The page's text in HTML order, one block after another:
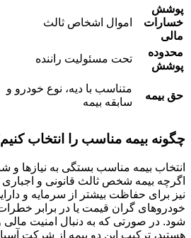
پوشش
خسارات
مالی
اموال اشخاص ثالث
محدوده
پوشش
تحت مسئولیت راننده
حق بیمه
متناسب با دیه، نوع خودرو و
سابقه بیمه
چگونه بیمه مناسب را انتخاب
انتخاب بیمه مناسب بستگی به نیازها و
اگرچه بیمه شخص ثالث قانونی و اجباری
نیز برای حفاظت بیشتر از سرمایه و
خودروهای گران قیمت یا در برابر
شود. در صورتی که به دنبال امنیت
هستید، ترکیب این دو بیمه از شرکت آسیا